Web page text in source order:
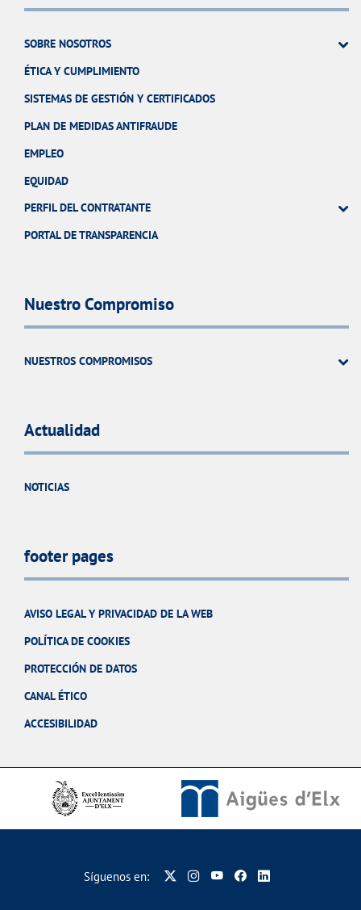
SOBRE NOSOTROS
ÉTICA Y CUMPLIMIENTO
SISTEMAS DE GESTIÓN Y CERTIFICADOS
PLAN DE MEDIDAS ANTIFRAUDE
EMPLEO
EQUIDAD
PERFIL DEL CONTRATANTE
PORTAL DE TRANSPARENCIA
Nuestro Compromiso
NUESTROS COMPROMISOS
Actualidad
NOTICIAS
footer pages
AVISO LEGAL Y PRIVACIDAD DE LA WEB
POLÍTICA DE COOKIES
PROTECCIÓN DE DATOS
CANAL ÉTICO
ACCESIBILIDAD
Síguenos en: